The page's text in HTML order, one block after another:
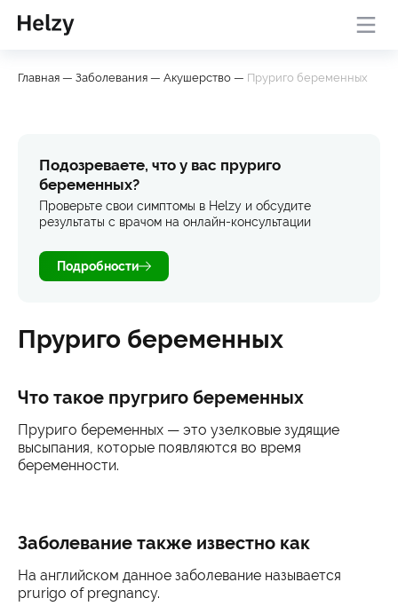
знаний
Проверить
симптомы
Главная — Заболевания — Акушерство — Пруриго беременных
Подозреваете, что у вас пруриго
беременных?
Проверьте свои симптомы в Helzy и обсудите
результаты с врачом на онлайн-консультации
Подробности
Пруриго беременных
Что такое пругриго беременных
Пруриго беременных — это узелковые зудящие
высыпания, которые появляются во время
беременности.
Заболевание также известно как
На английском данное заболевание называется
prurigo of pregnancy.